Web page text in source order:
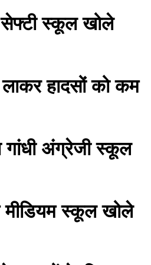
स्कूल खोले
हादसों को कम
गांधी अंग्रेजी स्कूल
मीडियम स्कूल खोले